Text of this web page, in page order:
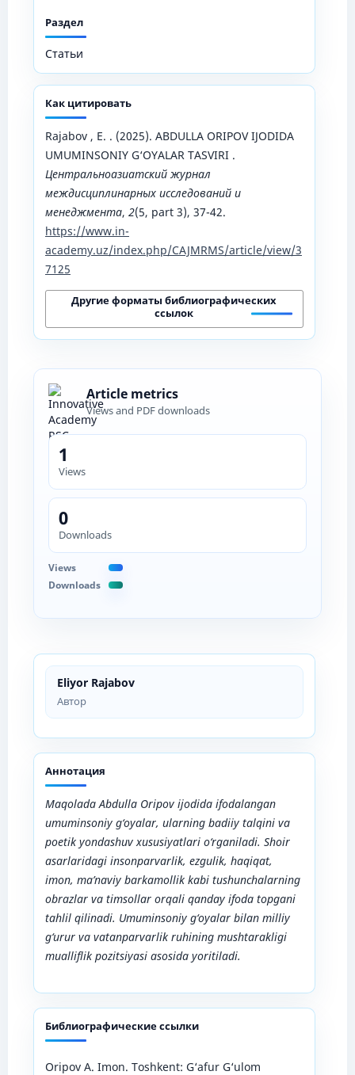
Eliyor Rajabov
Автор
Аннотация
Maqolada Abdulla Oripov ijodida ifodalangan
umuminsoniy g‘oyalar, ularning badiiy talqini va
poetik yondashuv xususiyatlari o‘rganiladi. Shoir
asarlaridagi insonparvarlik, ezgulik, haqiqat,
imon, ma’naviy barkamollik kabi tushunchalarning
obrazlar va timsollar orqali qanday ifoda topgani
tahlil qilinadi. Umuminsoniy g‘oyalar bilan milliy
g‘urur va vatanparvarlik ruhining mushtarakligi
mualliflik pozitsiyasi asosida yoritiladi.
Библиографические ссылки
Oripov A. Imon. Toshkent: G‘afur G‘ulom
Раздел
Статьи
Как цитировать
Rajabov , E. . (2025). ABDULLA ORIPOV IJODIDA
UMUMINSONIY G‘OYALAR TASVIRI .
Центральноазиатский журнал
междисциплинарных исследований и
менеджмента, 2(5, part 3), 37-42.
https://www.in-
academy.uz/index.php/CAJMRMS/article/view/3
7125
Другие форматы библиографических
ссылок
Article metrics
Views and PDF downloads
1
Views
0
Downloads
Views
Downloads